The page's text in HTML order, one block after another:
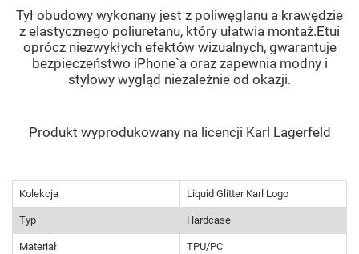
Tył obudowy wykonany jest z poliwęglanu a krawędzie
z elastycznego poliuretanu, który ułatwia montaż.Etui
oprócz niezwykłych efektów wizualnych, gwarantuje
bezpieczeństwo iPhone`a oraz zapewnia modny i
stylowy wygląd niezależnie od okazji.
Produkt wyprodukowany na licencji Karl Lagerfeld
Kolekcja Liquid Glitter Karl Logo
Typ Hardcase
Materiał TPU/PC